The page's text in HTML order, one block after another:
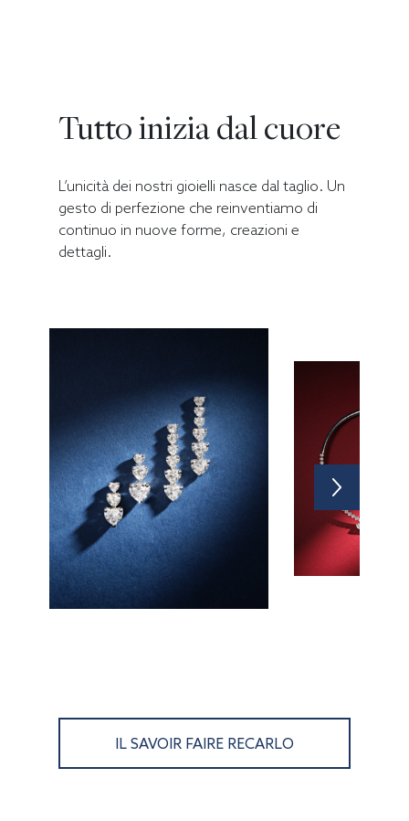
Tutto inizia dal cuore
L’unicità dei nostri gioielli nasce dal taglio. Un
gesto di perfezione che reinventiamo di
continuo in nuove forme, creazioni e
dettagli.
IL SAVOIR FAIRE RECARLO